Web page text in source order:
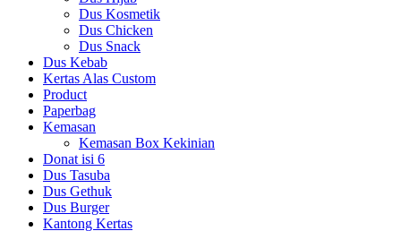
Dus Kosmetik
Dus Chicken
Dus Snack
Dus Kebab
Kertas Alas Custom
Product
Paperbag
Kemasan
Kemasan Box Kekinian
Donat isi 6
Dus Tasuba
Dus Gethuk
Dus Burger
Kantong Kertas